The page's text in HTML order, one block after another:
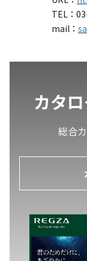
TEL：03-
mail：
カタ
総合